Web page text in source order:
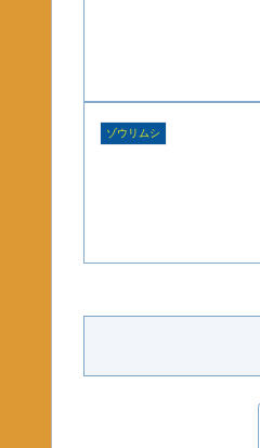
ゾウリムシ